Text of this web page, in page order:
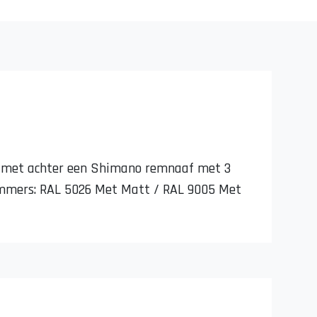
achter een Shimano remnaaf met 3
RAL 5026 Met Matt / RAL 9005 Met